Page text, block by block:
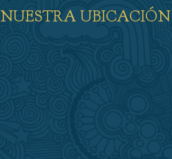
NUESTRA